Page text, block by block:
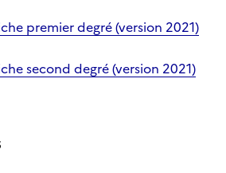
premier degré (version 2021)
second degré (version 2021)